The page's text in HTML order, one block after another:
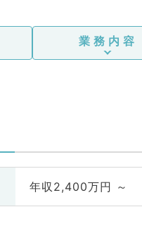
業務内容
年収2,400万円 ～